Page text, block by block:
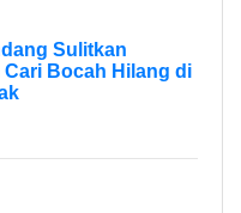
Sulitkan
Cari Bocah Hilang di